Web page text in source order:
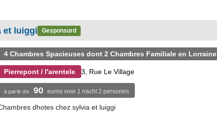
et luiggi Gesponsord
4 Chambres Spacieuses dont 2 Chambres Familiale en Lorraine
Pierrepont / l'arentele 3, Rue Le Village
à partir de 90 euros voor 1 nacht 2 personen
dhotes chez sylvia et luiggi